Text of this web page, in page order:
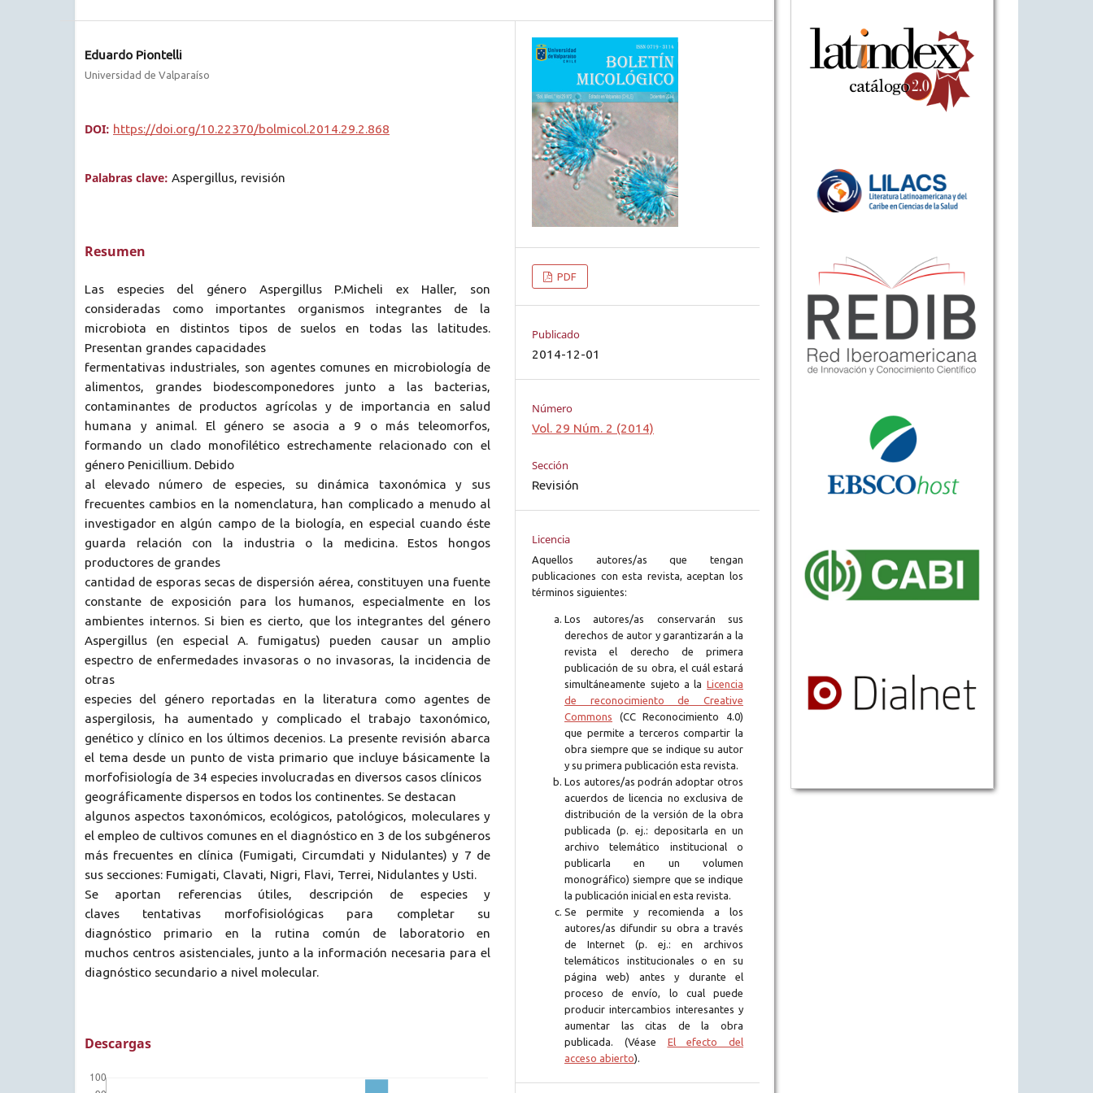
Eduardo Piontelli
Universidad de Valparaíso
DOI: https://doi.org/10.22370/bolmicol.2014.29.2.868
Palabras clave: Aspergillus, revisión
Resumen
Las especies del género Aspergillus P.Micheli ex Haller, son
consideradas como importantes organismos integrantes de la
microbiota en distintos tipos de suelos en todas las latitudes.
Presentan grandes capacidades
fermentativas industriales, son agentes comunes en microbiología de
alimentos, grandes biodescomponedores junto a las bacterias,
contaminantes de productos agrícolas y de importancia en salud
humana y animal. El género se asocia a 9 o más teleomorfos,
formando un clado monofilético estrechamente relacionado con el
género Penicillium. Debido
al elevado número de especies, su dinámica taxonómica y sus
frecuentes cambios en la nomenclatura, han complicado a menudo al
investigador en algún campo de la biología, en especial cuando éste
guarda relación con la industria o la medicina. Estos hongos
productores de grandes
cantidad de esporas secas de dispersión aérea, constituyen una fuente
constante de exposición para los humanos, especialmente en los
ambientes internos. Si bien es cierto, que los integrantes del género
Aspergillus (en especial A. fumigatus) pueden causar un amplio
espectro de enfermedades invasoras o no invasoras, la incidencia de
otras
especies del género reportadas en la literatura como agentes de
aspergilosis, ha aumentado y complicado el trabajo taxonómico,
genético y clínico en los últimos decenios. La presente revisión abarca
el tema desde un punto de vista primario que incluye básicamente la
morfofisiología de 34 especies involucradas en diversos casos clínicos
geográficamente dispersos en todos los continentes. Se destacan
algunos aspectos taxonómicos, ecológicos, patológicos, moleculares y
el empleo de cultivos comunes en el diagnóstico en 3 de los subgéneros
más frecuentes en clínica (Fumigati, Circumdati y Nidulantes) y 7 de
sus secciones: Fumigati, Clavati, Nigri, Flavi, Terrei, Nidulantes y Usti.
Se aportan referencias útiles, descripción de especies y
claves tentativas morfofisiológicas para completar su
diagnóstico primario en la rutina común de laboratorio en
muchos centros asistenciales, junto a la información necesaria para el
diagnóstico secundario a nivel molecular.
Descargas
PDF
Publicado
2014-12-01
Número
Vol. 29 Núm. 2 (2014)
Sección
Revisión
Licencia
Aquellos autores/as que tengan
publicaciones con esta revista, aceptan los
términos siguientes:
Los autores/as conservarán sus
derechos de autor y garantizarán a la
revista el derecho de primera
publicación de su obra, el cuál estará
simultáneamente sujeto a la Licencia
de reconocimiento de Creative
Commons (CC Reconocimiento 4.0)
que permite a terceros compartir la
obra siempre que se indique su autor
y su primera publicación esta revista.
Los autores/as podrán adoptar otros
acuerdos de licencia no exclusiva de
distribución de la versión de la obra
publicada (p. ej.: depositarla en un
archivo telemático institucional o
publicarla en un volumen
monográfico) siempre que se indique
la publicación inicial en esta revista.
Se permite y recomienda a los
autores/as difundir su obra a través
de Internet (p. ej.: en archivos
telemáticos institucionales o en su
página web) antes y durante el
proceso de envío, lo cual puede
producir intercambios interesantes y
aumentar las citas de la obra
publicada. (Véase El efecto del
acceso abierto).